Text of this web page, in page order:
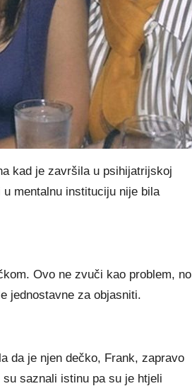
kad je završila u psihijatrijskoj
mentalnu instituciju nije bila
Ovo ne zvuči kao problem, no
jednostavne za objasniti.
da je njen dečko, Frank, zapravo
saznali istinu pa su je htjeli